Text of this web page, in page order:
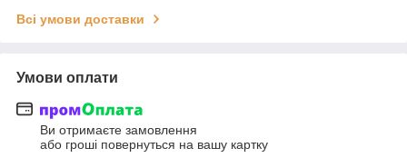
Всі умови доставки
Умови оплати
Ви отримаєте замовлення
або гроші повернуться на вашу картку